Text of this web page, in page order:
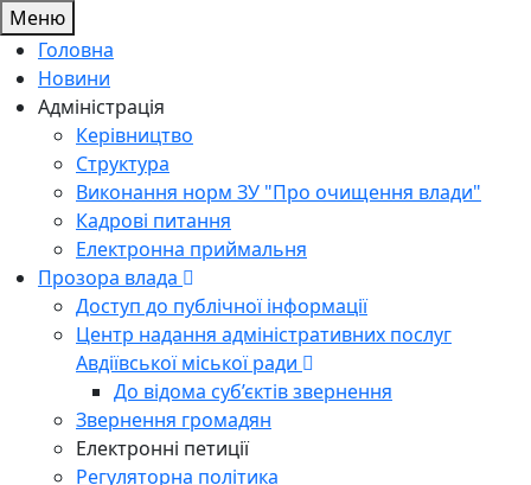
Меню
Головна
Новини
Адміністрація
Керівництво
Структура
Виконання норм ЗУ "Про очищення влади"
Кадрові питання
Електронна приймальня
Прозора влада
Доступ до публічної інформації
Центр надання адміністративних послуг
Авдіївської міської ради
До відома суб’єктів звернення
Звернення громадян
Електронні петиції
Регуляторна політика